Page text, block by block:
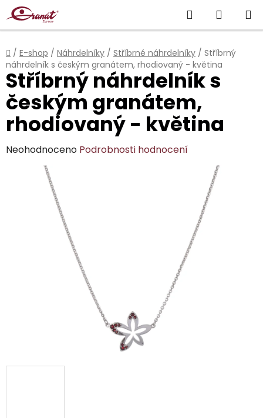
Přejít
na
obsah
Hledat
KOŠÍK
Domů
/ E-shop / Náhrdelníky / Stříbrné náhrdelníky / Stříbrný
náhrdelník s českým granátem, rhodiovaný - květina
Stříbrný náhrdelník s
českým granátem,
rhodiovaný - květina
Průměrné
hodnocení
produktu
Neohodnoceno Podrobnosti hodnocení